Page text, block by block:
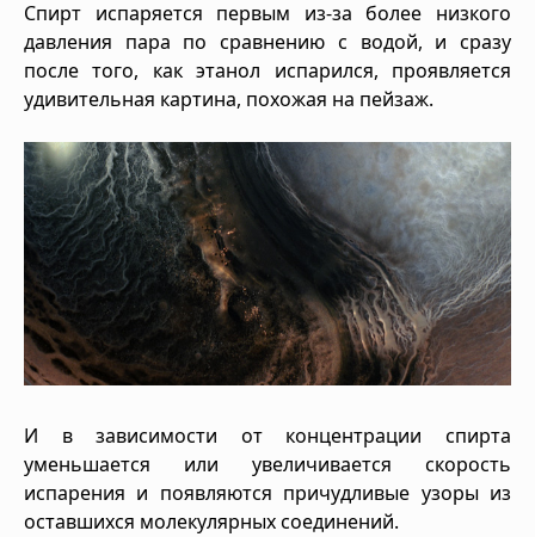
Спирт испаряется первым из-за более низкого
давления пара по сравнению с водой, и сразу
после того, как этанол испарился, проявляется
удивительная картина, похожая на пейзаж.
И в зависимости от концентрации спирта
уменьшается или увеличивается скорость
испарения и появляются причудливые узоры из
оставшихся молекулярных соединений.